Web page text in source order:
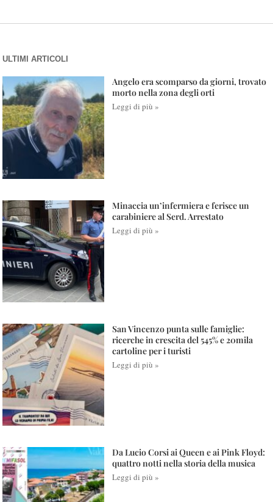
ULTIMI ARTICOLI
Angelo era scomparso da giorni, trovato
morto nella zona degli orti
Leggi di più »
Minaccia un’infermiera e ferisce un
carabiniere al Serd. Arrestato
Leggi di più »
San Vincenzo punta sulle famiglie:
ricerche in crescita del 545% e 20mila
cartoline per i turisti
Leggi di più »
Da Lucio Corsi ai Queen e ai Pink Floyd:
quattro notti nella storia della musica
Leggi di più »